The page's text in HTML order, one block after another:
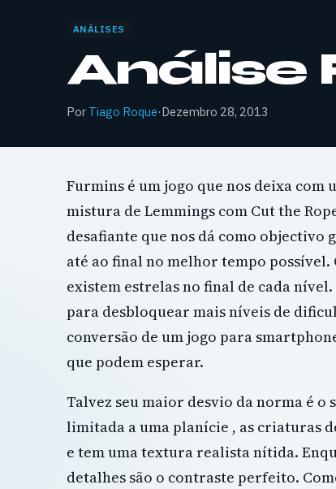
ANÁLISES
Análise
Por Tiago Roque·Dezembro 28, 2013
Furmins é um jogo que nos deixa
mistura de Lemmings com Cut the
desafiante que nos dá como objectivo
até ao final no melhor tempo
existem estrelas no final de cada
para desbloquear mais níveis de
conversão de um jogo para
que podem esperar.
Talvez seu maior desvio da norma é o
limitada a uma planície , as criaturas
e tem uma textura realista nítida.
detalhes são o contraste perfeito.